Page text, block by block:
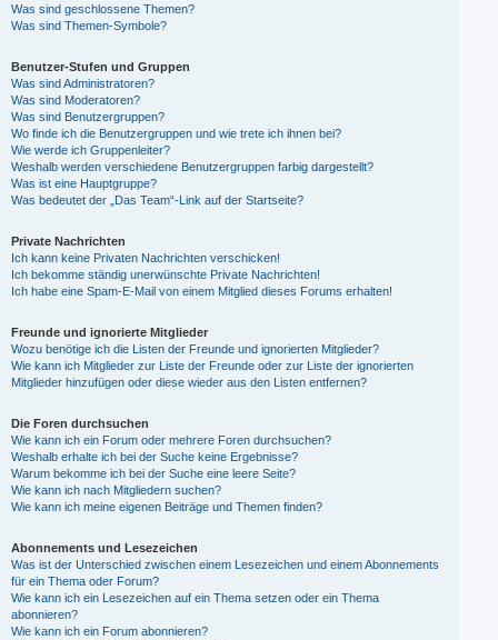
Was sind geschlossene Themen?
Was sind Themen-Symbole?
Benutzer-Stufen und Gruppen
Was sind Administratoren?
Was sind Moderatoren?
Was sind Benutzergruppen?
Wo finde ich die Benutzergruppen und wie trete ich ihnen bei?
Wie werde ich Gruppenleiter?
Weshalb werden verschiedene Benutzergruppen farbig dargestellt?
Was ist eine Hauptgruppe?
Was bedeutet der „Das Team“-Link auf der Startseite?
Private Nachrichten
Ich kann keine Privaten Nachrichten verschicken!
Ich bekomme ständig unerwünschte Private Nachrichten!
Ich habe eine Spam-E-Mail von einem Mitglied dieses Forums erhalten!
Freunde und ignorierte Mitglieder
Wozu benötige ich die Listen der Freunde und ignorierten Mitglieder?
Wie kann ich Mitglieder zur Liste der Freunde oder zur Liste der ignorierten
Mitglieder hinzufügen oder diese wieder aus den Listen entfernen?
Die Foren durchsuchen
Wie kann ich ein Forum oder mehrere Foren durchsuchen?
Weshalb erhalte ich bei der Suche keine Ergebnisse?
Warum bekomme ich bei der Suche eine leere Seite?
Wie kann ich nach Mitgliedern suchen?
Wie kann ich meine eigenen Beiträge und Themen finden?
Abonnements und Lesezeichen
Was ist der Unterschied zwischen einem Lesezeichen und einem Abonnements
für ein Thema oder Forum?
Wie kann ich ein Lesezeichen auf ein Thema setzen oder ein Thema
abonnieren?
Wie kann ich ein Forum abonnieren?